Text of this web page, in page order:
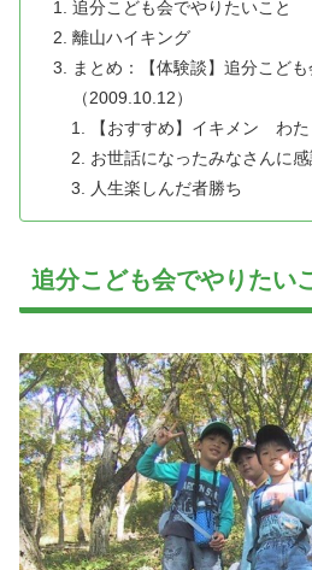
追分こども会でやりたいこと
離山ハイキング
まとめ：【体験談】追分こど
（2009.10.12）
【おすすめ】イキメン わ
お世話になったみなさんに
人生楽しんだ者勝ち
追分こども会でやりたい